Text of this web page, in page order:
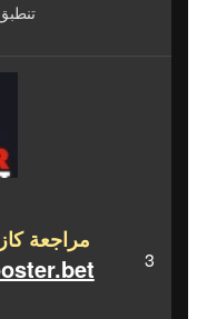
مراجعة